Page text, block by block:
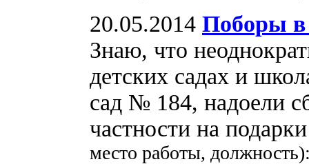
20.05.2014 Поборы в
Знаю, что
детских садах и
сад № 184, надоели
частности на
место работы,